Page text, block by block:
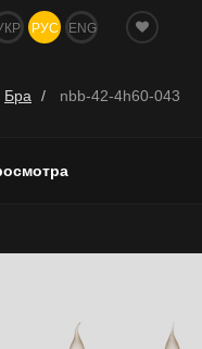
РУС ENG
Бра nbb-42-4h60-043